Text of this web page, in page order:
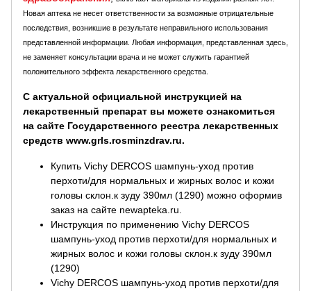
Новая аптека не несет ответственности за возможные отрицательные
последствия, возникшие в результате неправильного использования
представленной информации. Любая информация, представленная здесь,
не заменяет консультации врача и не может служить гарантией
положительного эффекта лекарственного средства.
С актуальной официальной инструкцией на
лекарственный препарат вы можете ознакомиться
на сайте Государственного реестра лекарственных
средств www.grls.rosminzdrav.ru.
Купить Vichy DERCOS шампунь-уход против
перхоти/для нормальных и жирных волос и кожи
головы склон.к зуду 390мл (1290) можно оформив
заказ на сайте newapteka.ru.
Инструкция по применению Vichy DERCOS
шампунь-уход против перхоти/для нормальных и
жирных волос и кожи головы склон.к зуду 390мл
(1290)
Vichy DERCOS шампунь-уход против перхоти/для